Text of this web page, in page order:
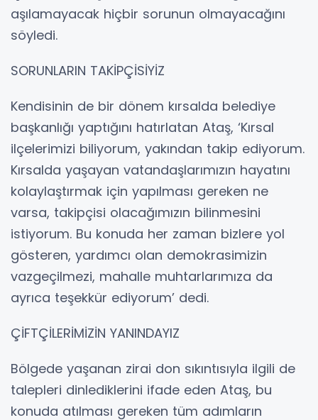
aşılamayacak hiçbir sorunun olmayacağını
söyledi.
SORUNLARIN TAKİPÇİSİYİZ
Kendisinin de bir dönem kırsalda belediye
başkanlığı yaptığını hatırlatan Ataş, ‘Kırsal
ilçelerimizi biliyorum, yakından takip ediyorum.
Kırsalda yaşayan vatandaşlarımızın hayatını
kolaylaştırmak için yapılması gereken ne
varsa, takipçisi olacağımızın bilinmesini
istiyorum. Bu konuda her zaman bizlere yol
gösteren, yardımcı olan demokrasimizin
vazgeçilmezi, mahalle muhtarlarımıza da
ayrıca teşekkür ediyorum’ dedi.
ÇİFTÇİLERİMİZİN YANINDAYIZ
Bölgede yaşanan zirai don sıkıntısıyla ilgili de
talepleri dinlediklerini ifade eden Ataş, bu
konuda atılması gereken tüm adımların